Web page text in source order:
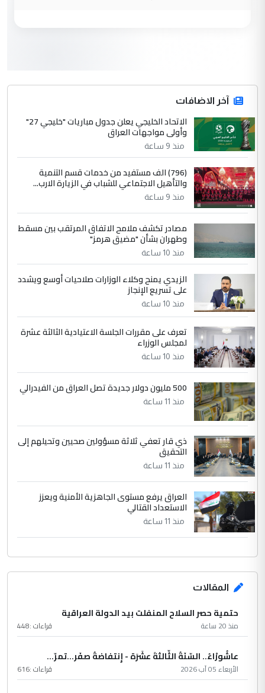
جنسية الرافد الثالث للعراق ومن اصول عريقة
ابا فرات ...
الموضوع :
الجواهري يرد على صدام حسين سل
مضجعيك يابن الزنا (نص كامل)
سردار
التعليق : واحد من عصابة علي ماما يسقط
جنسية الرافد الثالث للعراق ومن اصول عريقة
ابا فرات ...
الجواهري يرد على صدام حسين سل
مضجعيك يابن الزنا (نص كامل)
5
التعليق : تحياتي لك استاذ حامدتركان. كلام
دقيق ومسؤول؛ فالاستثمار الحقيقي للإنسان
الموضوع :
بين الإهمال واغتصاب الأرض.. بلاد
الرافدين تعاني الجفاف والتصحر!!
آخر الاضافات
الاتحاد الخليجي يعلن جدول مباريات "خليجي 27"
وأولى مواجهات العراق
منذ 9 ساعة
(796) الف مستفيد من خدمات قسم التنمية
والتأهيل الاجتماعي للشباب في الزيارة الارب...
منذ 9 ساعة
مصادر تكشف ملامح الاتفاق المرتقب بين مسقط
وطهران بشأن "مضيق هرمز"
منذ 10 ساعة
الزيدي يمنح وكلاء الوزارات صلاحيات أوسع ويشدد
على تسريع الإنجاز
منذ 10 ساعة
تعرف على مقررات الجلسة الاعتيادية الثالثة عشرة
لمجلس الوزراء
منذ 10 ساعة
500 مليون دولار جديدة تصل العراق من الفيدرالي
منذ 11 ساعة
ذي قار تعفي ثلاثة مسؤولين صحيين وتحيلهم إلى
التحقيق
منذ 11 ساعة
العراق يرفع مستوى الجاهزية الأمنية ويعزز
الاستعداد القتالي
منذ 11 ساعة
المقالات
حتمية حصر السلاح المنفلت بيد الدولة العراقية
منذ 20 ساعة قراءات :448
عاشُورْاءُ.. السّنَةُ الثّالثةَ عشَرَة - إِنتفاضةُ صفَر…تمرّ...
الأربعاء 05 آب 2026 قراءات :616